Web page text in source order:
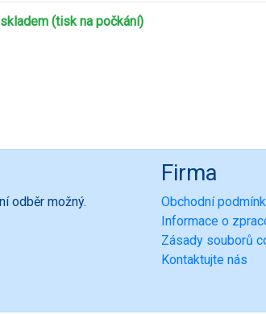
skladem (tisk na počkání)
odběr možný.
Firma
Obchodní
Informace o
Zásady souborů
Kontaktujte nás